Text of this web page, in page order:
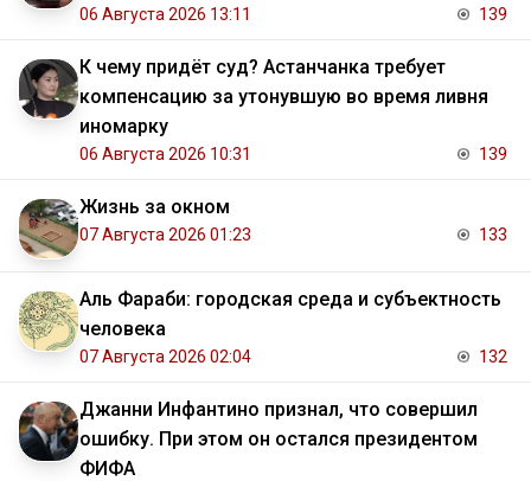
06 Августа 2026 13:11 139
К чему придёт суд? Астанчанка требует
компенсацию за утонувшую во время ливня
иномарку
06 Августа 2026 10:31 139
Жизнь за окном
07 Августа 2026 01:23 133
Аль Фараби: городская среда и субъектность
человека
07 Августа 2026 02:04 132
Джанни Инфантино признал, что совершил
ошибку. При этом он остался президентом
ФИФА